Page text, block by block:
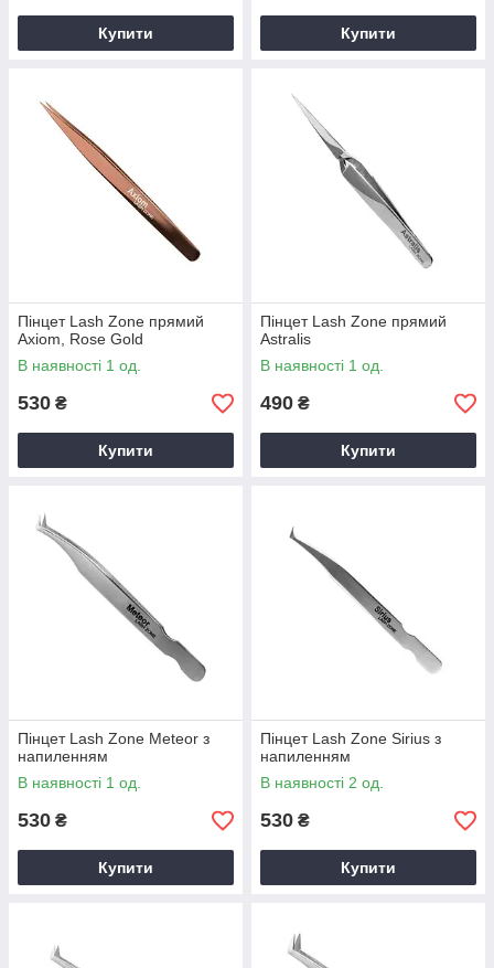
Купити Купити
Пінцет Lash Zone прямий
Axiom, Rose Gold
В наявності 1 од.
530 ₴
Купити
Пінцет Lash Zone прямий
Astralis
В наявності 1 од.
490 ₴
Купити
Пінцет Lash Zone Meteor з
напиленням
В наявності 1 од.
530 ₴
Купити
Пінцет Lash Zone Sirius з
напиленням
В наявності 2 од.
530 ₴
Купити